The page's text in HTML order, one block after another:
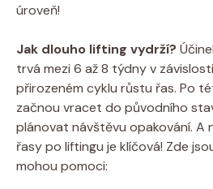
úroveň!
Jak dlouho lifting vydrží?
trvá mezi 6 až 8 týdny v
přirozeném cyklu růstu řas. Po
začnou vracet do původního
plánovat návštěvu opakování. A
řasy po liftingu je klíčová! Zde
mohou pomoci: